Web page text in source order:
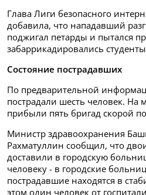
Глава Лиги безопасного
добавила, что нападавший
поджигал петарды и пытался
забаррикадировались
Состояние пострадавших
По предварительной
пострадали шесть человек. На
прибыли пять бригад скорой
Министр здравоохранения
Рахматуллин сообщил, что
доставили в городскую
человеку - в городские
пострадавшие находятся в
этом один человек от